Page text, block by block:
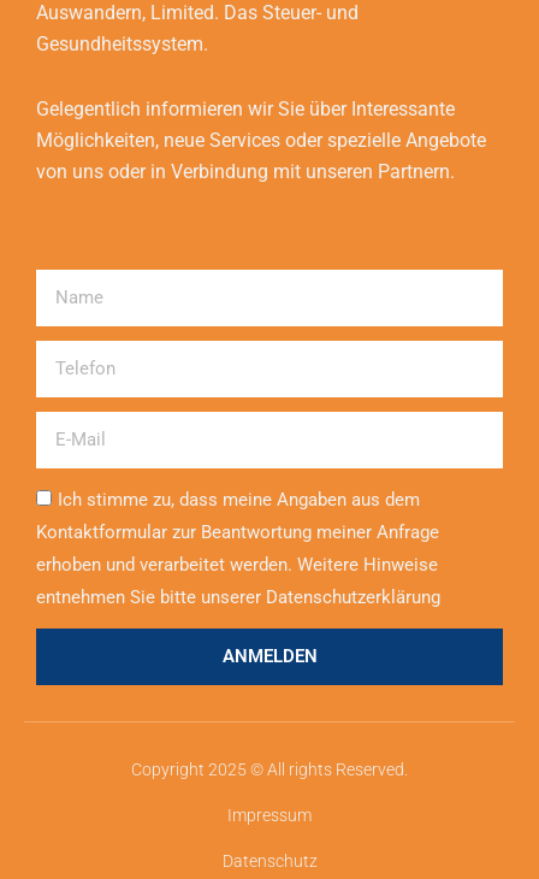
Auswandern, Limited. Das Steuer- und
Gesundheitssystem.
Gelegentlich informieren wir Sie über Interessante
Möglichkeiten, neue Services oder spezielle Angebote
von uns oder in Verbindung mit unseren Partnern.
Telefon
Ich stimme zu, dass meine Angaben aus dem
Kontaktformular zur Beantwortung meiner Anfrage
erhoben und verarbeitet werden. Weitere Hinweise
entnehmen Sie bitte unserer Datenschutzerklärung
ANMELDEN
Copyright 2025 © All rights Reserved.
Impressum
Datenschutz